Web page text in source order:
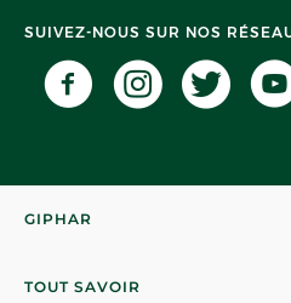
SUIVEZ-NOUS SUR NOS
GIPHAR
TOUT SAVOIR